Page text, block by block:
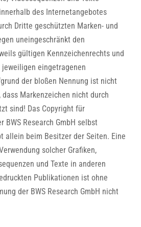
des Internetangebotes
Dritte geschützten Marken- und
uneingeschränkt den
gültigen Kennzeichenrechts und
eingetragenen
der bloßen Nennung ist nicht
Markenzeichen nicht durch
sind! Das Copyright für
BWS Research GmbH selbst
allein beim Besitzer der Seiten. Eine
solcher Grafiken,
und Texte in anderen
Publikationen ist ohne
der BWS Research GmbH nicht